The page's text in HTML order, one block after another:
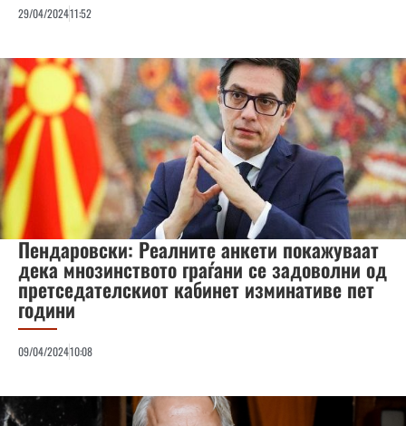
29/04/202411:52
Пендаровски: Реалните анкети покажуваат
дека мнозинството граѓани се задоволни од
претседателскиот кабинет изминативе пет
години
09/04/202410:08